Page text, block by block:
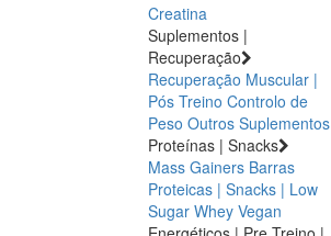
Creatina
Suplementos |
Recuperação
Recuperação Muscular |
Pós Treino Controlo de
Peso Outros Suplementos
Proteínas | Snacks
Mass Gainers Barras
Proteicas | Snacks | Low
Sugar Whey Vegan